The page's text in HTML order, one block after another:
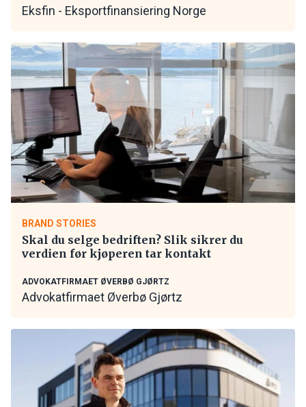
Eksfin - Eksportfinansiering Norge
BRAND STORIES
Skal du selge bedriften? Slik sikrer du
verdien før kjøperen tar kontakt
ADVOKATFIRMAET ØVERBØ GJØRTZ
Advokatfirmaet Øverbø Gjørtz